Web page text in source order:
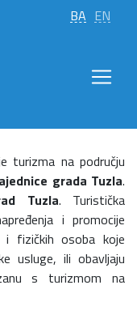
BA EN
turizma na području
grada Tuzla.
Tuzla. Turistička
i promocije
i fizičkih osoba koje
usluge, ili obavljaju
s turizmom na